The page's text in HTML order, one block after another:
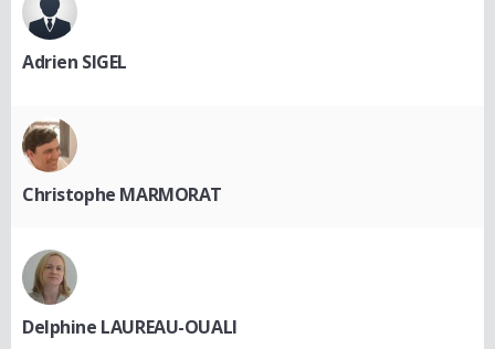
Adrien SIGEL
Christophe MARMORAT
Delphine LAUREAU-OUALI